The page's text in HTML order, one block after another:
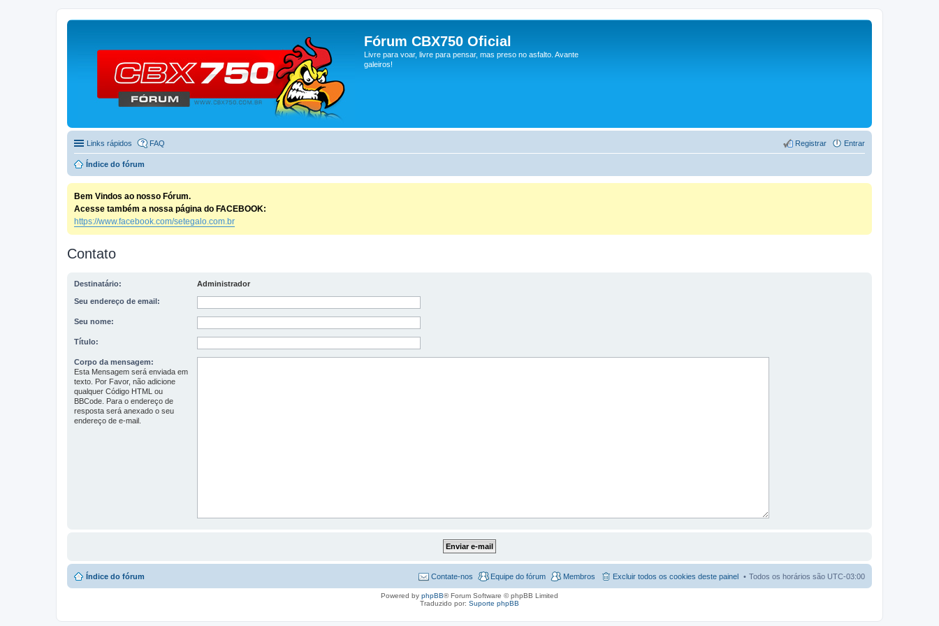
Fórum CBX750 Oficial
Livre para voar, livre para pensar, mas preso no asfalto. Avante
galeiros!
Links rápidos FAQ Entrar
Registrar
Índice do fórum
Bem Vindos ao nosso Fórum.
Acesse também a nossa página do FACEBOOK:
https://www.facebook.com/setegalo.com.br
Contato
Destinatário: Administrador
Seu endereço de email:
Seu nome:
Título:
Corpo da mensagem:
Esta Mensagem será enviada em
texto. Por Favor, não adicione
qualquer Código HTML ou
BBCode. Para o endereço de
resposta será anexado o seu
endereço de e-mail.
Índice do fórum Todos os horários são UTC-03:00
Excluir todos os cookies deste painel
Membros
Equipe do fórum
Contate-nos
Powered by phpBB® Forum Software © phpBB Limited
Traduzido por: Suporte phpBB